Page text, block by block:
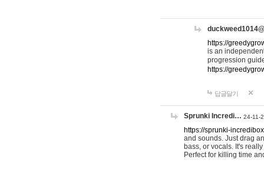
https://
is an
progression
https://
답글달기
Sprunki Incredi… 24-11-
https://sprunki-
and sounds. Just drag
bass, or vocals. It's
Perfect for killing time